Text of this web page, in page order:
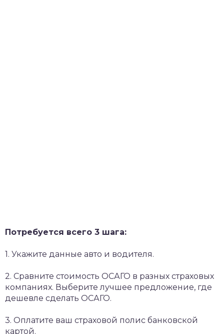
Потребуется всего 3 шага:
1. Укажите данные авто и водителя.
2. Сравните стоимость ОСАГО в разных страховых
компаниях. Выберите лучшее предложение, где
дешевле сделать ОСАГО.
3. Оплатите ваш страховой полис банковской
картой.